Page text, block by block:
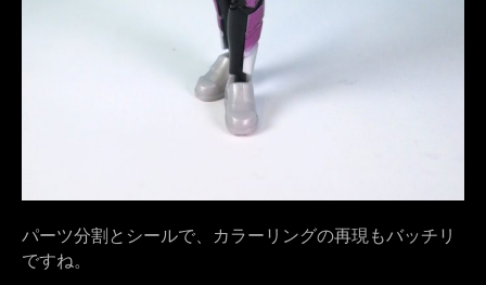
パーツ分割とシールで、カラーリングの再現もバッチリ
ですね。